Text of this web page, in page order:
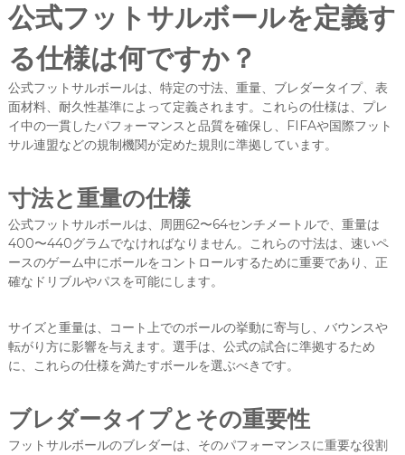
公式フットサルボールを定義す
る仕様は何ですか？
公式フットサルボールは、特定の寸法、重量、ブレダータイプ、表
面材料、耐久性基準によって定義されます。これらの仕様は、プレ
イ中の一貫したパフォーマンスと品質を確保し、FIFAや国際フット
サル連盟などの規制機関が定めた規則に準拠しています。
寸法と重量の仕様
公式フットサルボールは、周囲62〜64センチメートルで、重量は
400〜440グラムでなければなりません。これらの寸法は、速いペ
ースのゲーム中にボールをコントロールするために重要であり、正
確なドリブルやパスを可能にします。
サイズと重量は、コート上でのボールの挙動に寄与し、バウンスや
転がり方に影響を与えます。選手は、公式の試合に準拠するため
に、これらの仕様を満たすボールを選ぶべきです。
ブレダータイプとその重要性
フットサルボールのブレダーは、そのパフォーマンスに重要な役割